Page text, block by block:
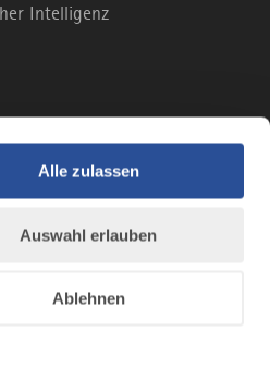
Alle zulassen
Auswahl erlauben
Ablehnen
Intelligenz